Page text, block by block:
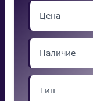
Цена
Наличие
Тип